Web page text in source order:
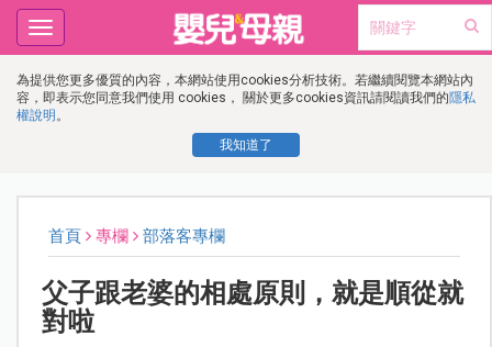
為提供您更多優質的內容，本網站使用cookies分析技術。若繼續閱覽本網站內
容，即表示您同意我們使用 cookies， 關於更多cookies資訊請閱讀我們的隱私
權說明 。
我知道了
Toggle
navigation
首頁 專欄 部落客專欄
父子跟老婆的相處原則，就是順從就
對啦